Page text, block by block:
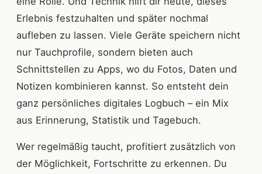
Erlebnis festzuhalten und später nochmal
aufleben zu lassen. Viele Geräte speichern nicht
nur Tauchprofile, sondern bieten auch
Schnittstellen zu Apps, wo du Fotos, Daten und
Notizen kombinieren kannst. So entsteht dein
ganz persönliches digitales Logbuch – ein Mix
aus Erinnerung, Statistik und Tagebuch.
Wer regelmäßig taucht, profitiert zusätzlich von
der Möglichkeit, Fortschritte zu erkennen. Du